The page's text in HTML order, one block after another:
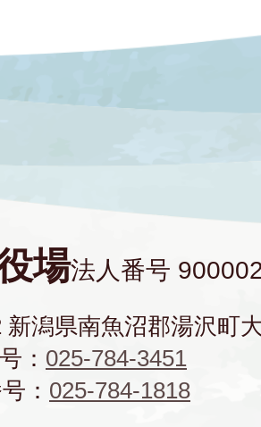
場法人番号
新潟県南魚沼郡湯沢町
： 025-784-3451
： 025-784-1818